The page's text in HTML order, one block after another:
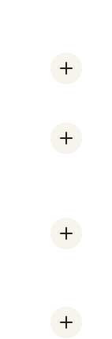
Arthrose)
Arthritis
Ehlers-
(EDS)